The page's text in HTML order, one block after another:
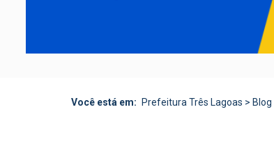
Você está em: Prefeitura Três Lagoas > Blog